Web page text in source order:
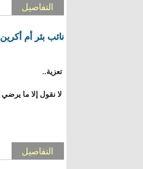
التفاصيل
نائب بئر أم
تعزية..
لا نقول إلا ما يرضي
التفاصيل